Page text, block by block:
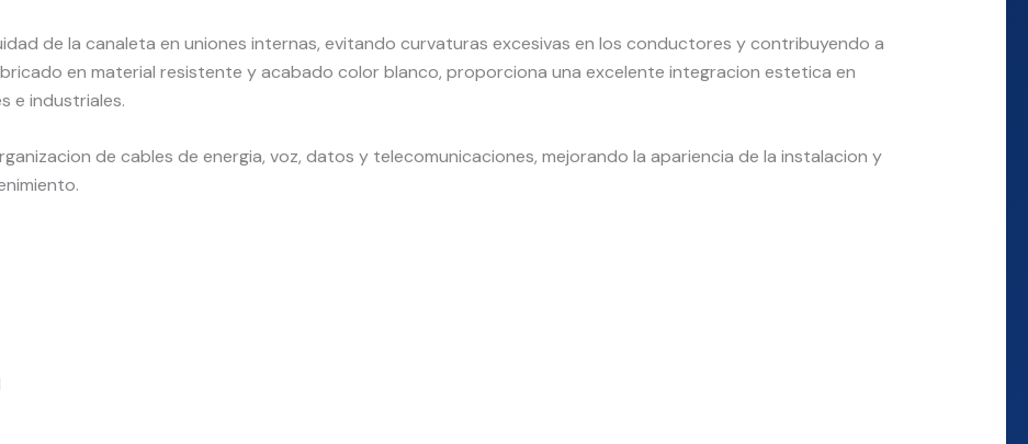
de la canaleta en uniones internas, evitando curvaturas excesivas en los conductores y contribuyendo a
en material resistente y acabado color blanco, proporciona una excelente integracion estetica en
e industriales.
de cables de energia, voz, datos y telecomunicaciones, mejorando la apariencia de la instalacion y